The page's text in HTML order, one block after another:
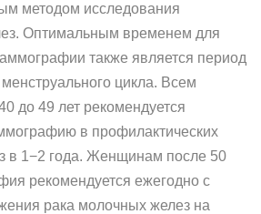
методом исследования
Оптимальным временем для
также является период
цикла. Всем
до 49 лет рекомендуется
в профилактических
в 1−2 года. Женщинам после 50
рекомендуется ежегодно с
рака молочных желез на